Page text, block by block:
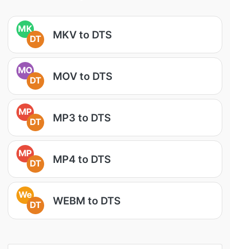
MK
DT
MKV to DTS
MO
DT
MOV to DTS
MP
DT
MP3 to DTS
MP
DT
MP4 to DTS
We
DT
WEBM to DTS